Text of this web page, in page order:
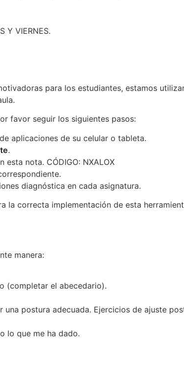
Y VIERNES.
para los estudiantes, estamos
favor seguir los siguientes pasos:
aplicaciones de su celular o tableta.
.
esta nota. CÓDIGO: NXALOX
diagnóstica en cada asignatura.
la correcta implementación de esta
manera:
(completar el abecedario).
postura adecuada. Ejercicios de ajuste
lo que me ha dado.